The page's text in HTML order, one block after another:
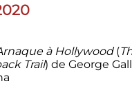
à Hollywood(
Trail) de George